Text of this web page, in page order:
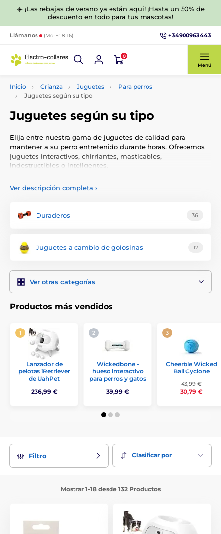
☀️ ¡Las rebajas de verano ya están aquí! ¡Hasta un 50% de
descuento en todo para tus mascotas!
Llámanos (Mo-Fr 8-16) +34900963443
0
Menú
Inicio Crianza Juguetes
Para perros
Juguetes según su tipo
Juguetes según su tipo
Elija entre nuestra gama de juguetes de calidad para
mantener a su perro entretenido durante horas. Ofrecemos
juguetes interactivos, chirriantes, masticables,
indestructibles o inteligentes.
Ver descripción completa ›
Duraderos 36
Juguetes a cambio de golosinas 17
Ver otras categorías
Productos más vendidos
Lanzador de
pelotas iRetriever
de UahPet
236,99 €
Wickedbone -
hueso interactivo
para perros y gatos
39,99 €
Cheerble Wicked
Ball Cyclone
43,99 €
30,79 €
Filtro Clasificar por
Mostrar 1-18 desde 132 Productos